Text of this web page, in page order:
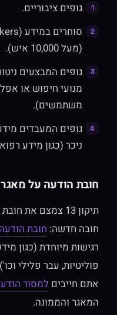
גופים ציבוריים.
(מעל 10,000 איש).
גופים המבצעים
מנועי חיפוש או
משתמשים).
גופים המעבדים
ניכר (כגון מידע
חובת הודעה על
תיקון 13 צמצם את חובת ה
חובה חדשה: חובת הודעה
רגישות מיוחדת (כגון
פוליטיות, עבר פלילי
אתם חייבים למסור
המאגר והממונה.